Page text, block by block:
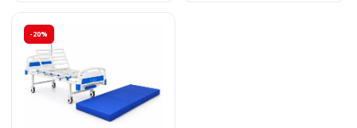
-20%